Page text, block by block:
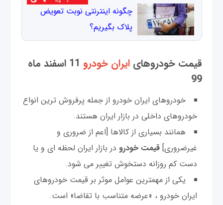
چگونه اینترنتی نوبت تعویض
پلاک بگیریم؟
قیمت خودرو‌های ایران خودرو
11 اسفند ماه
99
خودروهای ایران خودرو از جمله پرفروش ترین انواع
خودروهای داخلی در بازار ایران هستند.
همانند بسیاری از کالاها [اعم از ضروری و
غیرضروری] قیمت خودرو در بازار ایران لحظه ای و یا
دست کم روزانه دستخوش تغییر می شود.
یکی از مهمترین عوامل موثر بر قیمت خودروهای
ایران خودرو ، «عرضه متناسب با تقاضا» است.